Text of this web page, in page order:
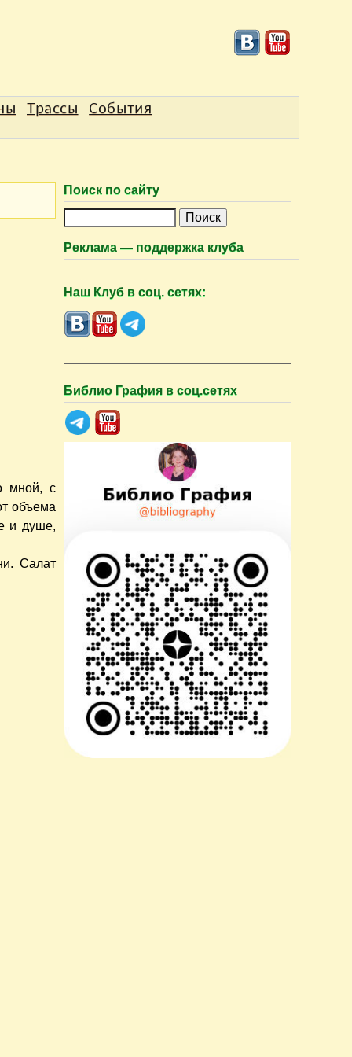
мной, с
объема
и душе,
Салат
Трассы События
Поиск по сайту
и
к
Реклама — поддержка клуба
Наш Клуб в соц. сетях:
Библио Графия в соц.сетях